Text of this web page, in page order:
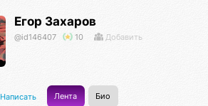
Егор Захаров
@id146407 10 Добавить
Написать Лента Био